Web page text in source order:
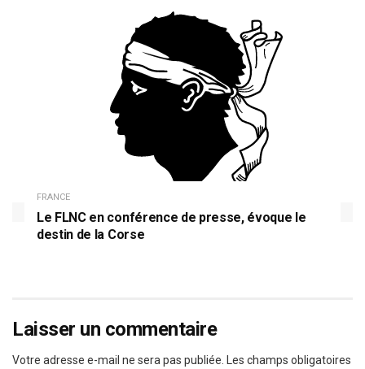
FRANCE
Le FLNC en conférence de presse, évoque le
destin de la Corse
Laisser un commentaire
Votre adresse e-mail ne sera pas publiée. Les champs obligatoires